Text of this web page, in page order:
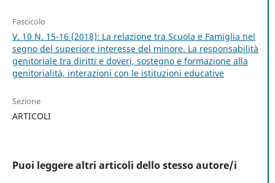
Fascicolo
V. 10 N. 15-16 (2018): La relazione tra Scuola e Famiglia nel
segno del superiore interesse del minore. La responsabilità
genitoriale tra diritti e doveri, sostegno e formazione alla
genitorialità, interazioni con le istituzioni educative
Sezione
ARTICOLI
Puoi leggere altri articoli dello stesso autore/i